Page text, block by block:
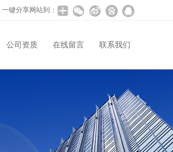
一键分享网站到：
公司资质 在线留言 联系我们